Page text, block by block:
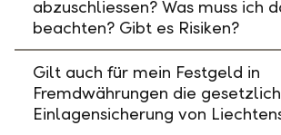
abzuschliessen? Was muss ich
beachten? Gibt es Risiken?
Gilt auch für mein Festgeld in
Fremdwährungen die
Einlagensicherung von